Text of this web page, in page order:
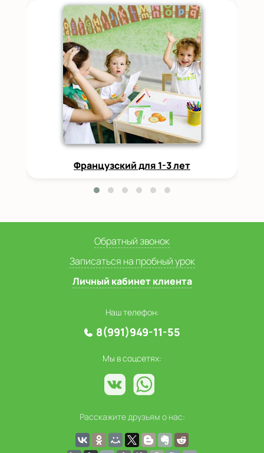
Французский для 1-3 лет
Обратный звонок
Записаться на пробный урок
Личный кабинет клиента
Наш телефон:
8(991)949-11-55
Мы в соцсетях:
Расскажите друзьям о нас: